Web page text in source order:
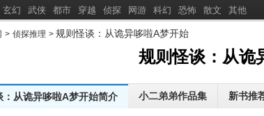
规则怪谈：从诡
> 侦探推理 > 规则怪谈：从诡异哆啦A梦开始
享规则怪谈：从
：从诡异哆啦A梦开始简介 小二弟弟作品集 新书推
玄幻 武侠 都市 穿越 侦探 网游 科幻 恐怖 散文 其他